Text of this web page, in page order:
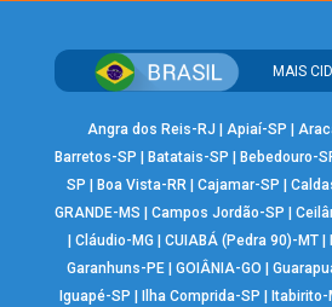
MAIS
Angra dos Reis-RJ Apiaí-SP
Barretos-SP
Batatais-SP Bebedouro-
SP
Boa Vista-RR |Cajamar-SP |
GRANDE-MS
Campos Jordão-SP
Cláudio-MG CUIABÁ (Pedra 90)-MT|
Garanhuns-PE |GOIÂNIA-GO |
Iguapé-SP
Ilha Comprida-SP Itabirito-